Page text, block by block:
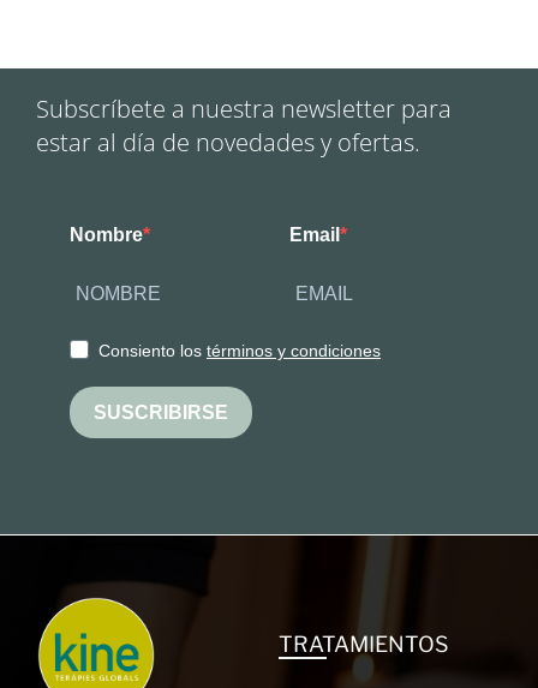
Subscríbete a nuestra newsletter para
estar al día de novedades y ofertas.
Nombre Email
Consiento los términos y condiciones
SUSCRIBIRSE
TRATAMIENTOS